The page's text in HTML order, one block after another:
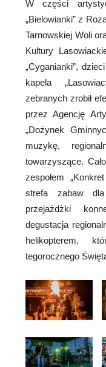
W części
„Bielowianki” z
Tarnowskiej Woli
Kultury
„Cyganianki”,
kapela
zebranych zrobił
przez Agencję
„Dożynek
muzykę,
towarzyszące.
zespołem
strefa zabaw
przejażdżki
degustacja
helikopterem,
tegorocznego